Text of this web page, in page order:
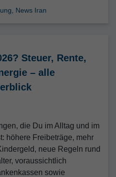
News Iran
Steuer, Rente,
– alle
die Du im Alltag und im
höhere Freibeträge, mehr
neue Regeln rund
voraussichtlich
sowie